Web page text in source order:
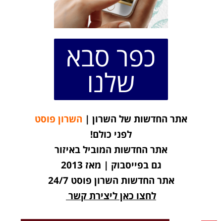
כפר סבא
שלנו
אתר החדשות של השרון | השרון פוסט
לפני כולם!
אתר החדשות המוביל באיזור
גם בפייסבוק | מאז 2013
אתר החדשות השרון פוסט 24/7
לחצו כאן ליצירת קשר